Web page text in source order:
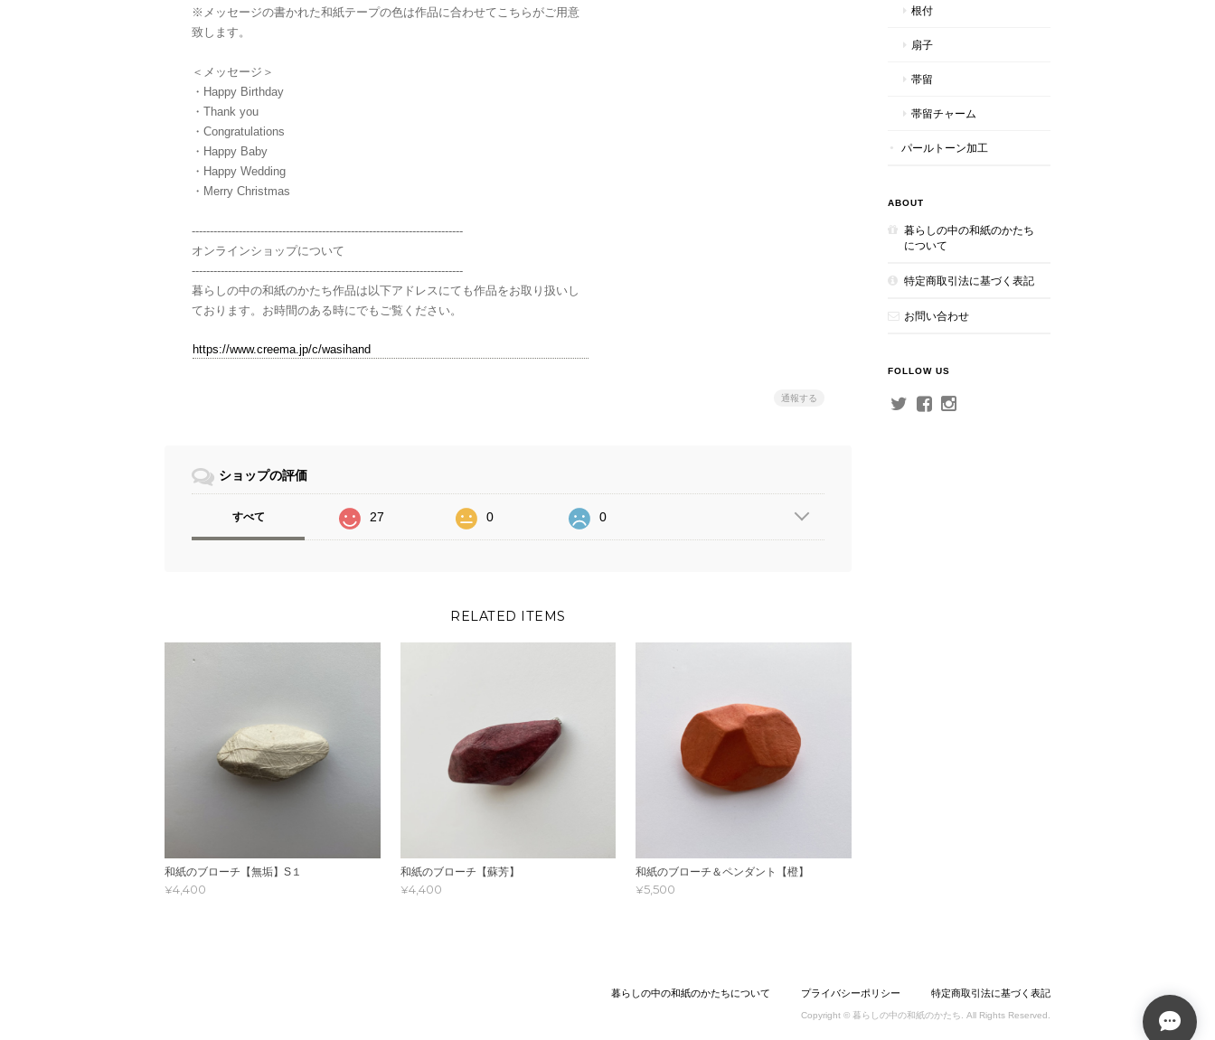
※メッセージの書かれた和紙テープの色は作品に合わせてこちらがご用意
致します。
＜メッセージ＞
・Happy Birthday
・Thank you
・Congratulations
・Happy Baby
・Happy Wedding
・Merry Christmas
---------------------------------------------------------------------------
オンラインショップについて
---------------------------------------------------------------------------
暮らしの中の和紙のかたち作品は以下アドレスにても作品をお取り扱いし
ております。お時間のある時にでもご覧ください。
https://www.creema.jp/c/wasihand
通報する
ショップの評価
すべて 27 0 0
RELATED ITEMS
和紙のブローチ【無垢】S１
¥4,400
和紙のブローチ【蘇芳】
¥4,400
和紙のブローチ＆ペンダント【橙】
¥5,500
根付
扇子
帯留
帯留チャーム
パールトーン加工
ABOUT
暮らしの中の和紙のかたち
について
特定商取引法に基づく表記
お問い合わせ
FOLLOW US
暮らしの中の和紙のかたちについて プライバシーポリシー 特定商取引法に基づく表記
Copyright © 暮らしの中の和紙のかたち. All Rights Reserved.